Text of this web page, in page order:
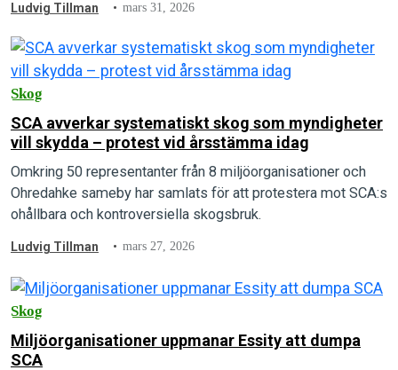
Ludvig Tillman mars 31, 2026
Skog
SCA avverkar systematiskt skog som myndigheter
vill skydda – protest vid årsstämma idag
Omkring 50 representanter från 8 miljöorganisationer och
Ohredahke sameby har samlats för att protestera mot SCA:s
ohållbara och kontroversiella skogsbruk.
Ludvig Tillman mars 27, 2026
Skog
Miljöorganisationer uppmanar Essity att dumpa
SCA